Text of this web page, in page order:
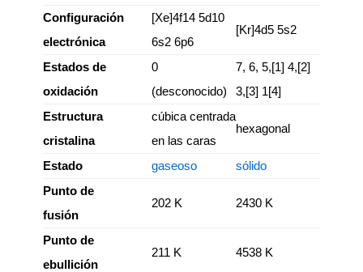
Configuración
electrónica
[Xe]4f14 5d10
6s2 6p6
[Kr]4d5 5s2
Estados de
oxidación
0
(desconocido)
7, 6, 5,[1] 4,[2]
3,[3] 1[4]
Estructura
cristalina
cúbica centrada
en las caras
hexagonal
Estado gaseoso
sólido
Punto de
fusión
202 K 2430 K
Punto de
ebullición
211 K 4538 K